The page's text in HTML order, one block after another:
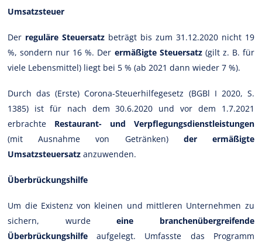
Umsatzsteuer
Der reguläre Steuersatz beträgt bis zum 31.12.2020 nicht 19
%, sondern nur 16 %. Der ermäßigte Steuersatz(gilt z. B. für
viele Lebensmittel) liegt bei 5 % (ab 2021 dann wieder 7 %).
Durch das (Erste) Corona-Steuerhilfegesetz (BGBl I 2020, S.
1385) ist für nach dem 30.6.2020 und vor dem 1.7.2021
erbrachte Restaurant- und Verpflegungsdienstleistungen
(mit Ausnahme von Getränken) der ermäßigte
Umsatzsteuersatz anzuwenden.
Überbrückungshilfe
Um die Existenz von kleinen und mittleren Unternehmen zu
sichern, wurdeeine branchenübergreifende
Überbrückungshilfe aufgelegt. Umfasste das Programm